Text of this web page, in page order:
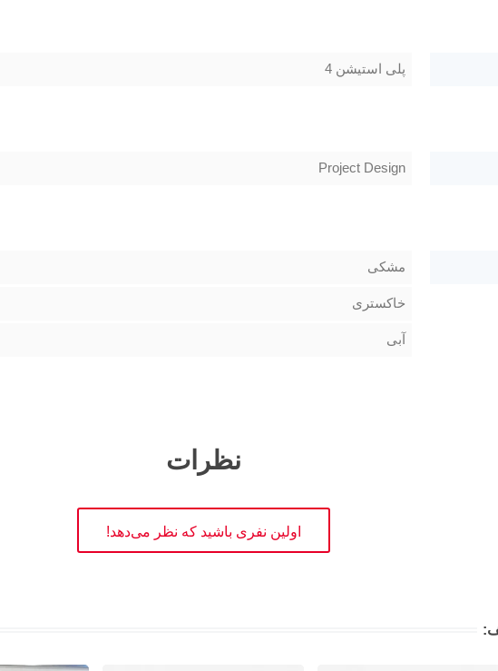
پلی استیشن 4
Project Design
مشکی
خاکستری
آبی
نظرات
اولین نفری باشید که نظر می‌دهد!